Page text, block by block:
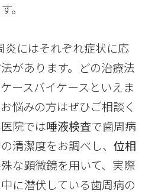
。
炎にはそれぞれ症状に応
があります。どの治療法
ースバイケースといえま
悩みの方はぜひご相談く
院では唾液検査で歯周病
清潔度をお調べし、位相
な顕微鏡を用いて、実際
に潜伏している歯周病の